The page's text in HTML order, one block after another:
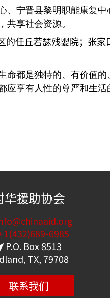
宁晋县黎明职能康复
共享社会资源。
的任丘若瑟残婴院；张
都是独特的、有价值
享有人性的尊严和生
华援助协会
6985
P.O. Box 8513
TX, 79708
联系我们